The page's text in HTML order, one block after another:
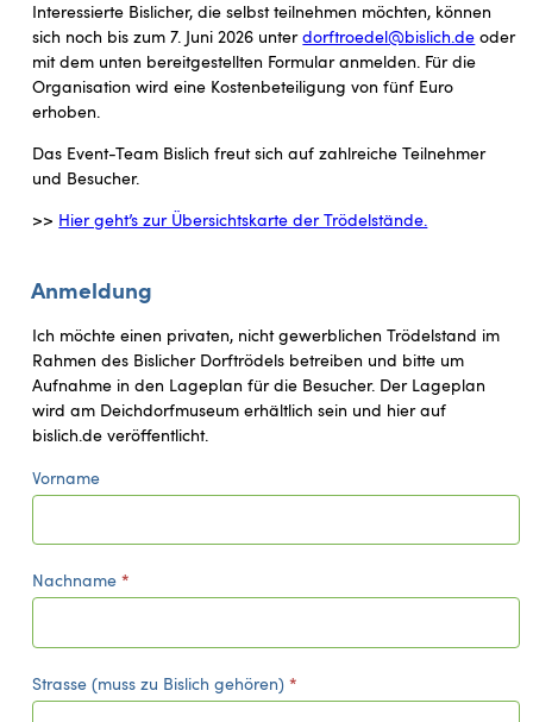
Interessierte Bislicher, die selbst teilnehmen möchten, können
sich noch bis zum 7. Juni 2026 unterdorftroedel@bislich.de oder
mit dem unten bereitgestellten Formular anmelden. Für die
Organisation wird eine Kostenbeteiligung von fünf Euro
erhoben.
Das Event-Team Bislich freut sich auf zahlreiche Teilnehmer
und Besucher.
>> Hier geht’s zur Übersichtskarte der Trödelstände.
Anmeldung
Ich möchte einen privaten, nicht gewerblichen Trödelstand im
Rahmen des Bislicher Dorftrödels betreiben und bitte um
Aufnahme in den Lageplan für die Besucher. Der Lageplan
wird am Deichdorfmuseum erhältlich sein und hier auf
bislich.de veröffentlicht.
D
o
t
r
d
e
l
Vorname
Nachname*
Strasse (muss zu Bislich gehören)*